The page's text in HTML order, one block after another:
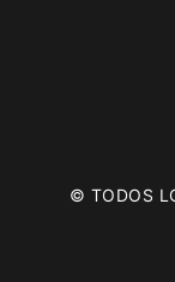
© TODOS